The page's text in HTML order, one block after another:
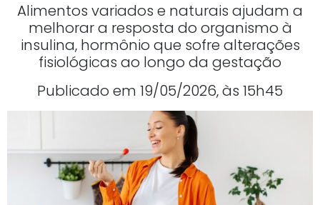
Alimentos variados e naturais ajudam a
melhorar a resposta do organismo à
insulina, hormônio que sofre alterações
fisiológicas ao longo da gestação
Publicado em 19/05/2026, às 15h45